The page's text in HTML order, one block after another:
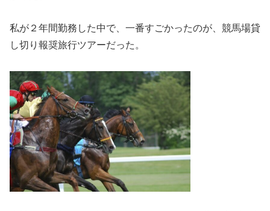
私が２年間勤務した中で、一番すごかったのが、競馬場貸
し切り報奨旅行ツアーだった。